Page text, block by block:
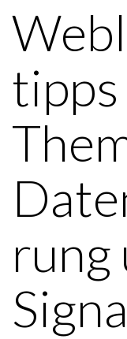
tipps
rung